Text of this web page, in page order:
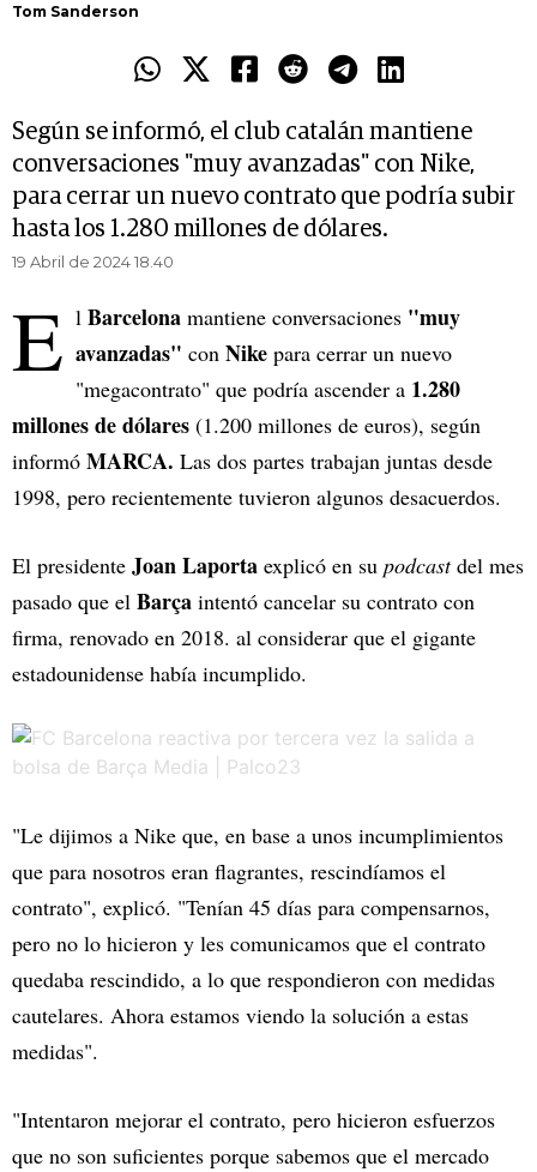
Tom Sanderson
Según se informó, el club catalán mantiene
conversaciones "muy avanzadas" con Nike,
para cerrar un nuevo contrato que podría subir
hasta los 1.280 millones de dólares.
19 Abril de 2024 18.40
E l Barcelona mantiene conversaciones "muy
avanzadas" con Nike para cerrar un nuevo
"megacontrato" que podría ascender a 1.280
millones de dólares (1.200 millones de euros), según
informó MARCA. Las dos partes trabajan juntas desde
1998, pero recientemente tuvieron algunos desacuerdos.
El presidente Joan Laporta explicó en su podcastdel mes
pasado que el Barça intentó cancelar su contrato con
firma, renovado en 2018. al considerar que el gigante
estadounidense había incumplido.
"Le dijimos a Nike que, en base a unos incumplimientos
que para nosotros eran flagrantes, rescindíamos el
contrato", explicó. "Tenían 45 días para compensarnos,
pero no lo hicieron y les comunicamos que el contrato
quedaba rescindido, a lo que respondieron con medidas
cautelares. Ahora estamos viendo la solución a estas
medidas".
"Intentaron mejorar el contrato, pero hicieron esfuerzos
que no son suficientes porque sabemos que el mercado